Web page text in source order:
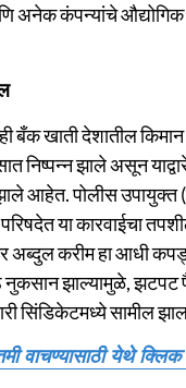
अनेक कंपन्यांचे औद्योगिक
बँक खाती देशातील किमान
निष्पन्न झाले असून
आहेत. पोलीस उपायुक्त
या कारवाईचा
अब्दुल करीम हा आधी
नुकसान झाल्यामुळे, झटपट
सिंडिकेटमध्ये सामील
वाचण्यासाठी येथे क्लिक